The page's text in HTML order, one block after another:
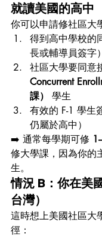
就讀美國的高中
你可以申請修社區大
得到高中學校的
長或輔導員簽字）
社區大學要同意
Concurrent
課）
學生
有效的 F-1 學生
仍屬於高中）
➡️ 通常每學期可修
修大學課，因為你的
生。
情況 B：你在美
台灣）
這時想上美國社區大
徑：